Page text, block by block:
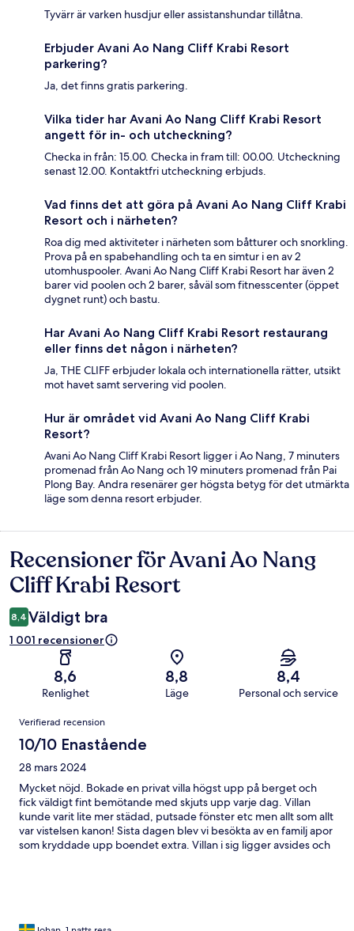
Tyvärr är varken husdjur eller assistanshundar tillåtna.
Erbjuder Avani Ao Nang Cliff Krabi Resort
parkering?
Ja, det finns gratis parkering.
Vilka tider har Avani Ao Nang Cliff Krabi Resort
angett för in- och utcheckning?
Checka in från: 15.00. Checka in fram till: 00.00. Utcheckning
senast 12.00. Kontaktfri utcheckning erbjuds.
Vad finns det att göra på Avani Ao Nang Cliff Krabi
Resort och i närheten?
Roa dig med aktiviteter i närheten som båtturer och snorkling.
Prova på en spabehandling och ta en simtur i en av 2
utomhuspooler. Avani Ao Nang Cliff Krabi Resort har även 2
barer vid poolen och 2 barer, såväl som fitnesscenter (öppet
dygnet runt) och bastu.
Har Avani Ao Nang Cliff Krabi Resort restaurang
eller finns det någon i närheten?
Ja, THE CLIFF erbjuder lokala och internationella rätter, utsikt
mot havet samt servering vid poolen.
Hur är området vid Avani Ao Nang Cliff Krabi
Resort?
Avani Ao Nang Cliff Krabi Resort ligger i Ao Nang, 7 minuters
promenad från Ao Nang och 19 minuters promenad från Pai
Plong Bay. Andra resenärer ger högsta betyg för det utmärkta
läge som denna resort erbjuder.
Recensioner
Recensioner för Avani Ao Nang
Cliff Krabi Resort
8,4 Väldigt bra
1 001 recensioner
8,6
Renlighet
8,8
Läge
8,4
Personal och service
Recensioner
Verifierad recension
10/10 Enastående
28 mars 2024
Mycket nöjd. Bokade en privat villa högst upp på berget och
fick väldigt fint bemötande med skjuts upp varje dag. Villan
kunde varit lite mer städad, putsade fönster etc men allt som allt
var vistelsen kanon! Sista dagen blev vi besökta av en familj apor
som kryddade upp boendet extra. Villan i sig ligger avsides och